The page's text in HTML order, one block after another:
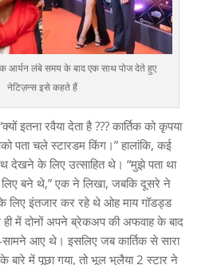
आर्यन लंबे समय के बाद एक साथ पोज देते हुए
नेटिज़न्स इसे कहते हैं
इतना रवैया देता है ??? कार्तिक को कृपया
पता चले स्टारडम किंग।” हालांकि, कई
देखने के लिए उत्साहित थे। “मुझे पता था
बने थे,” एक ने लिखा, जबकि दूसरे ने
लिए इंतजार कर रहे थे ओह माय गॉडड्ड
ही में दोनों अपने ब्रेकअप की अफवाह के बाद
आए थे। इसलिए जब कार्तिक से सारा
में पूछा गया, तो भूल भुलैया 2 स्टार ने